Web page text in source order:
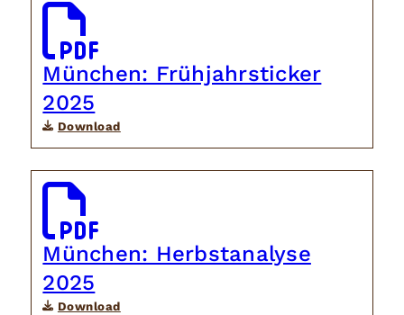
München: Frühjahrsticker
2025
Download
München: Herbstanalyse
2025
Download